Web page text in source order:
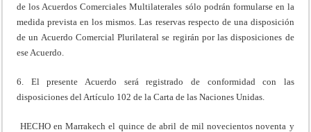
de los Acuerdos Comerciales Multilaterales sólo podrán formularse en la
medida prevista en los mismos. Las reservas respecto de una disposición
de un Acuerdo Comercial Plurilateral se regirán por las disposiciones de
ese Acuerdo.
6. El presente Acuerdo será registrado de conformidad con las
disposiciones del Artículo 102 de la Carta de las Naciones Unidas.
HECHO en Marrakech el quince de abril de mil novecientos noventa y